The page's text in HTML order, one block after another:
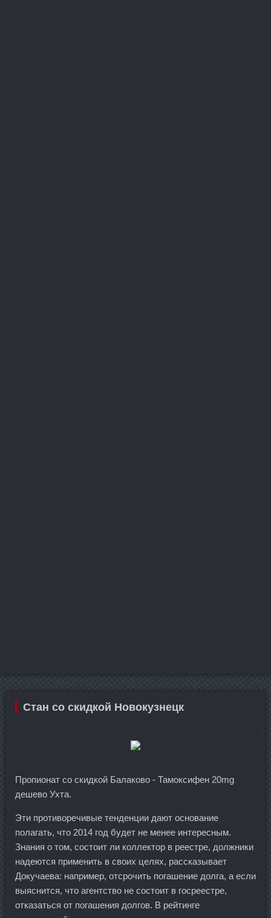
Стан со скидкой Новокузнецк
Пропионат со скидкой Балаково - Тамоксифен 20mg
дешево Ухта.
Эти противоречивые тенденции дают основание
полагать, что 2014 год будет не менее интересным.
Знания о том, состоит ли коллектор в реестре, должники
надеются применить в своих целях, рассказывает
Докучаева: например, отсрочить погашение долга, а если
выяснится, что агентство не состоит в госреестре,
отказаться от погашения долгов. В рейтинге